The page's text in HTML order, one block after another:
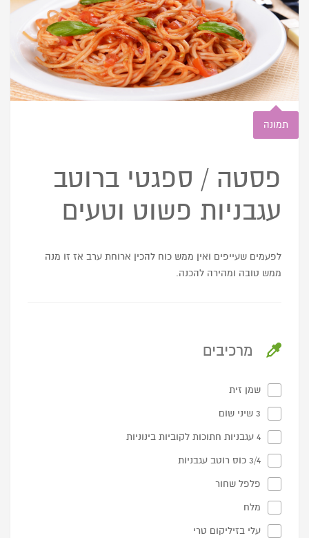
תמונה
פסטה / ספגטי ברוטב
עגבניות פשוט וטעים
לפעמים שעייפים ואין ממש כוח להכין ארוחת ערב אז זו מנה
ממש טובה ומהירה להכנה.
מרכיבים
שמן זית
3 שיני שום
4 עגבניות חתוכות לקוביות בינוניות
3/4 כוס רוטב עגבניות
פלפל שחור
מלח
עלי בזיליקום טרי